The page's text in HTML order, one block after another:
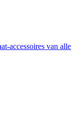
accessoires van alle